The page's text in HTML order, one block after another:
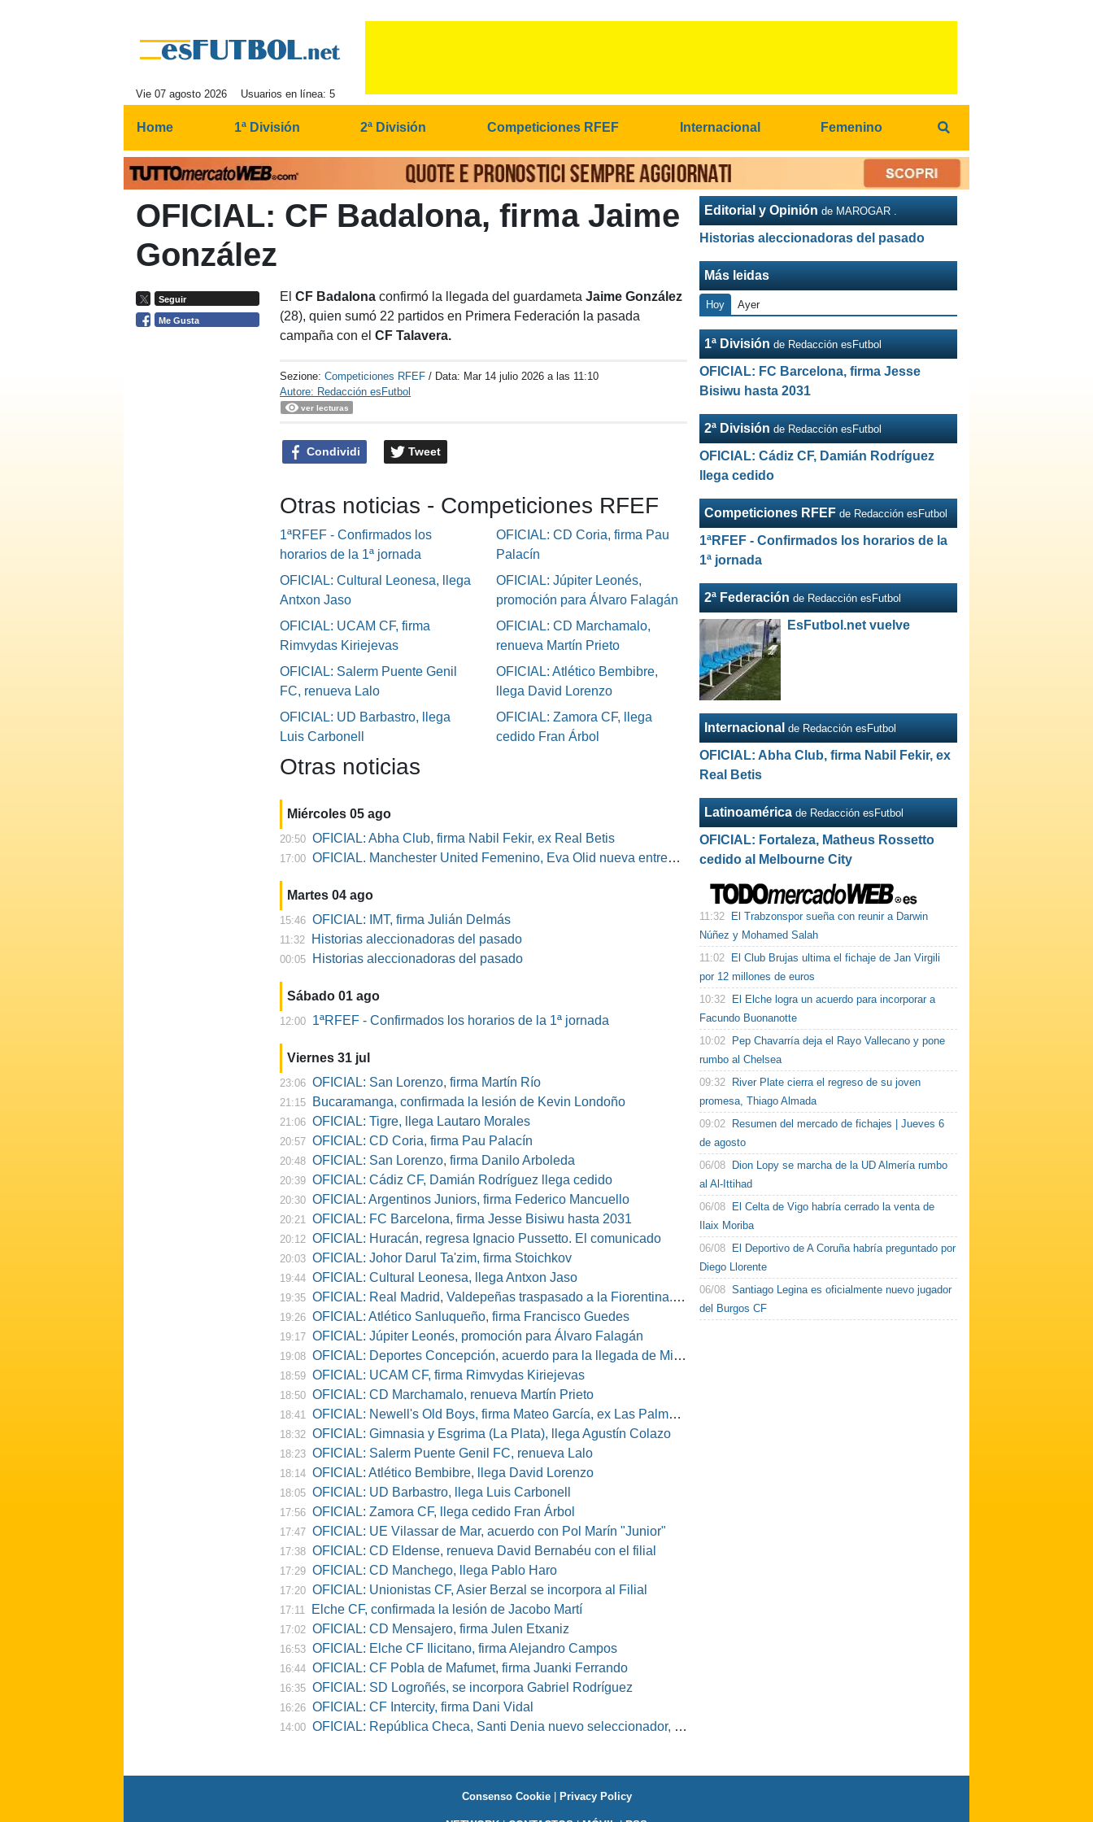
Vie 07 agosto 2026 Usuarios en línea: 5
Home 1ª División 2ª División Competiciones RFEF Internacional Femenino
OFICIAL: CF Badalona, firma Jaime
González
Seguir
Me Gusta
ElCF Badalona confirmó la llegada del guardametaJaime González
(28), quien sumó 22 partidos en Primera Federación la pasada
campaña con elCF Talavera.
Sezione:Competiciones RFEF / Data: Mar 14 julio 2026 a las 11:10
Autore: Redacción esFutbol
ver lecturas
Condividi Tweet
Otras noticias - Competiciones RFEF
1ªRFEF - Confirmados los
horarios de la 1ª jornada
OFICIAL: CD Coria, firma Pau
Palacín
OFICIAL: Cultural Leonesa, llega
Antxon Jaso
OFICIAL: Júpiter Leonés,
promoción para Álvaro Falagán
OFICIAL: UCAM CF, firma
Rimvydas Kiriejevas
OFICIAL: CD Marchamalo,
renueva Martín Prieto
OFICIAL: Salerm Puente Genil
FC, renueva Lalo
OFICIAL: Atlético Bembibre,
llega David Lorenzo
OFICIAL: UD Barbastro, llega
Luis Carbonell
OFICIAL: Zamora CF, llega
cedido Fran Árbol
Otras noticias
Miércoles 05 ago
20:50 OFICIAL: Abha Club, firma Nabil Fekir, ex Real Betis
17:00 OFICIAL. Manchester United Femenino, Eva Olid nueva entrenadora
Martes 04 ago
15:46 OFICIAL: IMT, firma Julián Delmás
11:32 Historias aleccionadoras del pasado
00:05 Historias aleccionadoras del pasado
Sábado 01 ago
12:00 1ªRFEF - Confirmados los horarios de la 1ª jornada
Viernes 31 jul
23:06 OFICIAL: San Lorenzo, firma Martín Río
21:15 Bucaramanga, confirmada la lesión de Kevin Londoño
21:06 OFICIAL: Tigre, llega Lautaro Morales
20:57 OFICIAL: CD Coria, firma Pau Palacín
20:48 OFICIAL: San Lorenzo, firma Danilo Arboleda
20:39 OFICIAL: Cádiz CF, Damián Rodríguez llega cedido
20:30 OFICIAL: Argentinos Juniors, firma Federico Mancuello
20:21 OFICIAL: FC Barcelona, firma Jesse Bisiwu hasta 2031
20:12 OFICIAL: Huracán, regresa Ignacio Pussetto. El comunicado
20:03 OFICIAL: Johor Darul Ta'zim, firma Stoichkov
19:44 OFICIAL: Cultural Leonesa, llega Antxon Jaso
19:35 OFICIAL: Real Madrid, Valdepeñas traspasado a la Fiorentina. El comunicado
19:26 OFICIAL: Atlético Sanluqueño, firma Francisco Guedes
19:17 OFICIAL: Júpiter Leonés, promoción para Álvaro Falagán
19:08 OFICIAL: Deportes Concepción, acuerdo para la llegada de Miguel Barbieri
18:59 OFICIAL: UCAM CF, firma Rimvydas Kiriejevas
18:50 OFICIAL: CD Marchamalo, renueva Martín Prieto
18:41 OFICIAL: Newell's Old Boys, firma Mateo García, ex Las Palmas, Osasuna o Alcorcón
18:32 OFICIAL: Gimnasia y Esgrima (La Plata), llega Agustín Colazo
18:23 OFICIAL: Salerm Puente Genil FC, renueva Lalo
18:14 OFICIAL: Atlético Bembibre, llega David Lorenzo
18:05 OFICIAL: UD Barbastro, llega Luis Carbonell
17:56 OFICIAL: Zamora CF, llega cedido Fran Árbol
17:47 OFICIAL: UE Vilassar de Mar, acuerdo con Pol Marín "Junior"
17:38 OFICIAL: CD Eldense, renueva David Bernabéu con el filial
17:29 OFICIAL: CD Manchego, llega Pablo Haro
17:20 OFICIAL: Unionistas CF, Asier Berzal se incorpora al Filial
17:11 Elche CF, confirmada la lesión de Jacobo Martí
17:02 OFICIAL: CD Mensajero, firma Julen Etxaniz
16:53 OFICIAL: Elche CF Ilicitano, firma Alejandro Campos
16:44 OFICIAL: CF Pobla de Mafumet, firma Juanki Ferrando
16:35 OFICIAL: SD Logroñés, se incorpora Gabriel Rodríguez
16:26 OFICIAL: CF Intercity, firma Dani Vidal
14:00 OFICIAL: República Checa, Santi Denia nuevo seleccionador, Pablo Amo su ayudante
Editorial y Opinión de MAROGAR .
Historias aleccionadoras del pasado
Más leidas
Hoy Ayer
1ª División de Redacción esFutbol
OFICIAL: FC Barcelona, firma Jesse
Bisiwu hasta 2031
2ª División de Redacción esFutbol
OFICIAL: Cádiz CF, Damián Rodríguez
llega cedido
Competiciones RFEF de Redacción esFutbol
1ªRFEF - Confirmados los horarios de la
1ª jornada
2ª Federación de Redacción esFutbol
EsFutbol.net vuelve
Internacional de Redacción esFutbol
OFICIAL: Abha Club, firma Nabil Fekir, ex
Real Betis
Latinoamérica de Redacción esFutbol
OFICIAL: Fortaleza, Matheus Rossetto
cedido al Melbourne City
11:32
El Trabzonspor sueña con reunir a Darwin
Núñez y Mohamed Salah
11:02
El Club Brujas ultima el fichaje de Jan Virgili
por 12 millones de euros
10:32
El Elche logra un acuerdo para incorporar a
Facundo Buonanotte
10:02
Pep Chavarría deja el Rayo Vallecano y pone
rumbo al Chelsea
09:32
River Plate cierra el regreso de su joven
promesa, Thiago Almada
09:02
Resumen del mercado de fichajes | Jueves 6
de agosto
06/08
Dion Lopy se marcha de la UD Almería rumbo
al Al-Ittihad
06/08
El Celta de Vigo habría cerrado la venta de
Ilaix Moriba
06/08
El Deportivo de A Coruña habría preguntado por
Diego Llorente
06/08 Santiago Legina es oficialmente nuevo jugador
del Burgos CF
Consenso Cookie| Privacy Policy